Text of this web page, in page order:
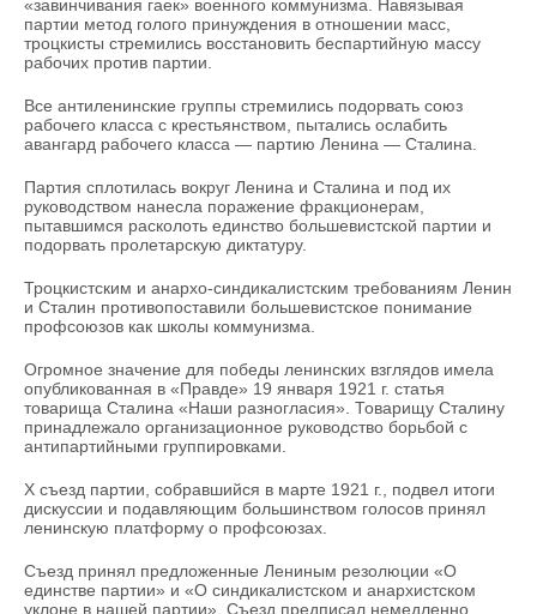
«завинчивания гаек» военного коммунизма. Навязывая
партии метод голого принуждения в отношении масс,
троцкисты стремились восстановить беспартийную массу
рабочих против партии.
Все антиленинские группы стремились подорвать союз
рабочего класса с крестьянством, пытались ослабить
авангард рабочего класса — партию Ленина — Сталина.
Партия сплотилась вокруг Ленина и Сталина и под их
руководством нанесла поражение фракционерам,
пытавшимся расколоть единство большевистской партии и
подорвать пролетарскую диктатуру.
Троцкистским и анархо-синдикалистским требованиям Ленин
и Сталин противопоставили большевистское понимание
профсоюзов как школы коммунизма.
Огромное значение для победы ленинских взглядов имела
опубликованная в «Правде» 19 января 1921 г. статья
товарища Сталина «Наши разногласия». Товарищу Сталину
принадлежало организационное руководство борьбой с
антипартийными группировками.
X съезд партии, собравшийся в марте 1921 г., подвел итоги
дискуссии и подавляющим большинством голосов принял
ленинскую платформу о профсоюзах.
Съезд принял предложенные Лениным резолюции «О
единстве партии» и «О синдикалистском и анархистском
уклоне в нашей партии». Съезд предписал немедленно